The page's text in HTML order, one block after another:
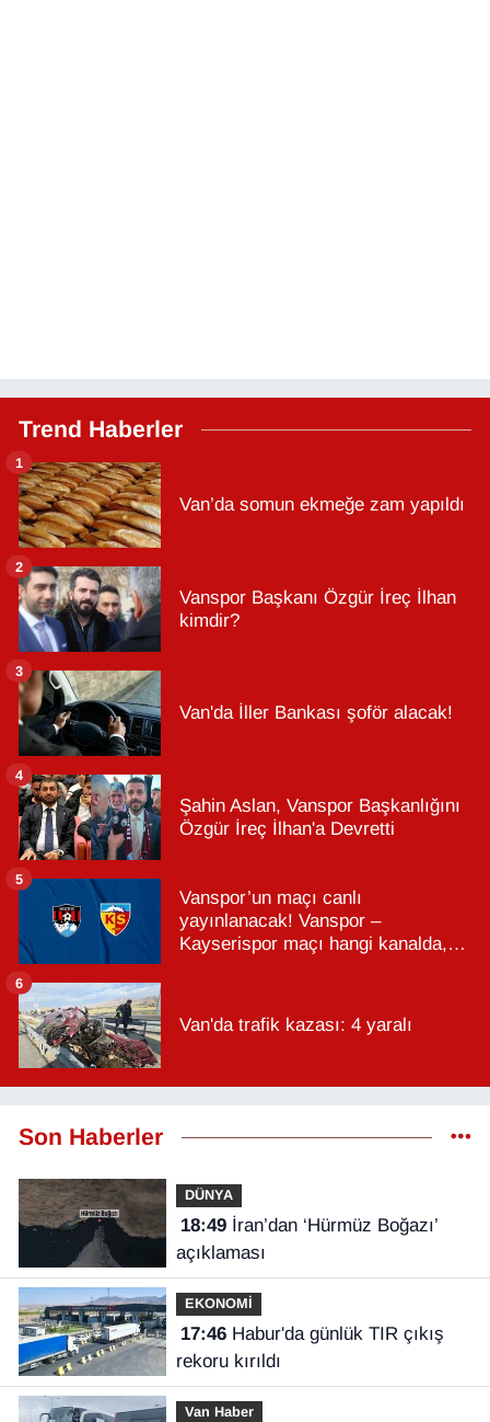
Trend Haberler
Van’da somun ekmeğe zam yapıldı
1
Vanspor Başkanı Özgür İreç İlhan
kimdir?
2
Van'da İller Bankası şoför alacak!
3
Şahin Aslan, Vanspor Başkanlığını
Özgür İreç İlhan'a Devretti
4
Vanspor’un maçı canlı
yayınlanacak! Vanspor –
Kayserispor maçı hangi kanalda,
5
Van'da trafik kazası: 4 yaralı
6
Son Haberler
DÜNYA
18:49İran’dan ‘Hürmüz Boğazı’
açıklaması
EKONOMİ
17:46Habur'da günlük TIR çıkış
rekoru kırıldı
Van Haber